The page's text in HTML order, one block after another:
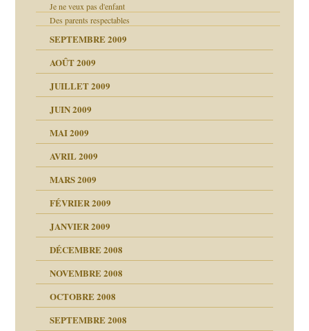
Je ne veux pas d'enfant
Des parents respectables
SEPTEMBRE 2009
AOÛT 2009
JUILLET 2009
JUIN 2009
MAI 2009
AVRIL 2009
MARS 2009
FÉVRIER 2009
JANVIER 2009
DÉCEMBRE 2008
NOVEMBRE 2008
OCTOBRE 2008
SEPTEMBRE 2008